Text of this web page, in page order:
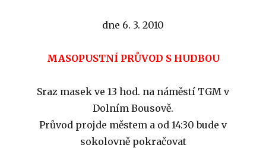
dne 6. 3. 2010
MASOPUSTNÍ PRŮVOD S HUDBOU
Sraz masek ve 13 hod. na náměstí TGM v
Dolním Bousově.
Průvod projde městem a od 14:30 bude v
sokolovně pokračovat